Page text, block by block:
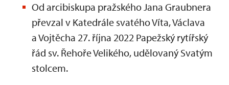
Od arcibiskupa pražského Jana Graubnera
převzal v Katedrále svatého Víta, Václava
a Vojtěcha 27. října 2022 Papežský rytířský
řád sv. Řehoře Velikého, udělovaný Svatým
stolcem.